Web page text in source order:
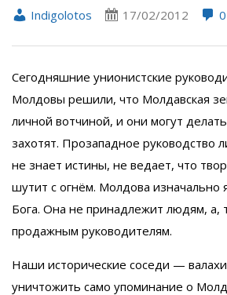
Indigolotos 17/02/2012
Сегодняшние унионистские
Молдовы решили, что Молдавская
личной вотчиной, и они могут
захотят. Прозападное руководство
не знает истины, не ведает, что
шутит с огнём. Молдова изначально
Бога. Она не принадлежит людям, а,
продажным руководителям.
Наши исторические соседи —
уничтожить само упоминание о